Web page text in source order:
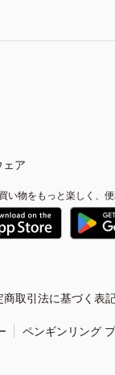
ア
い物をもっと楽しく、便
商取引法に基づく表
ペンギンリング